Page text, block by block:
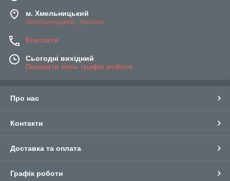
м. Хмельницький
Хмельницький, Україна
Контакти
Сьогодні вихідний
Показати весь графік роботи
Про нас
Контакти
Доставка та оплата
Графік роботи